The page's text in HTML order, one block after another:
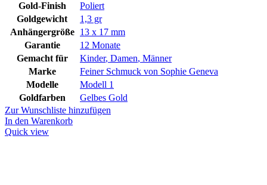
Gold-Finish
Poliert
Goldgewicht
1,3 gr
Anhängergröße
13 x 17 mm
Garantie
12 Monate
Gemacht für
Kinder, Damen, Männer
Marke
Feiner Schmuck von Sophie Geneva
Modelle
Modell 1
Goldfarben
Gelbes Gold
Zur Wunschliste hinzufügen
In den Warenkorb
Quick view